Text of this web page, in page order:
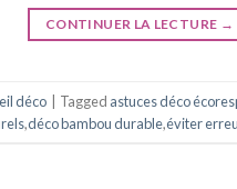
CONTINUER LA LECTURE →
déco Tagged astuces déco
,déco bambou durable,éviter